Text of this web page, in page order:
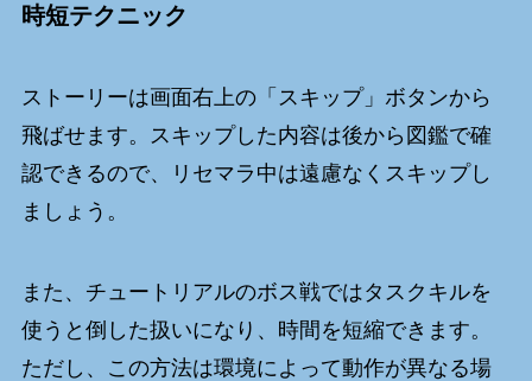
時短テクニック
ストーリーは画面右上の「スキップ」ボタンから
飛ばせます。スキップした内容は後から図鑑で確
認できるので、リセマラ中は遠慮なくスキップし
ましょう。
また、チュートリアルのボス戦ではタスクキルを
使うと倒した扱いになり、時間を短縮できます。
ただし、この方法は環境によって動作が異なる場